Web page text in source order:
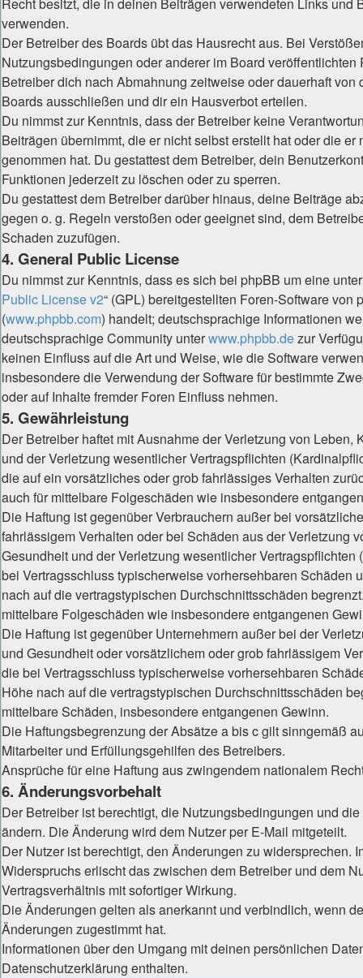
verwenden.
Der Betreiber des Boards übt das Hausrecht aus. Bei
Nutzungsbedingungen oder anderer im Board veröffentlichten
Betreiber dich nach Abmahnung zeitweise oder dauerhaft von
Boards ausschließen und dir ein Hausverbot erteilen.
Du nimmst zur Kenntnis, dass der Betreiber keine
Beiträgen übernimmt, die er nicht selbst erstellt hat oder die er
genommen hat. Du gestattest dem Betreiber, dein
Funktionen jederzeit zu löschen oder zu sperren.
Du gestattest dem Betreiber darüber hinaus, deine Beiträge
gegen o. g. Regeln verstoßen oder geeignet sind, dem
Schaden zuzufügen.
4. General Public License
Du nimmst zur Kenntnis, dass es sich bei phpBB um eine unter
Public License v2“ (GPL) bereitgestellten Foren-Software von
(www.phpbb.com) handelt; deutschsprachige Informationen
deutschsprachige Community unterwww.phpbb.dezur
keinen Einfluss auf die Art und Weise, wie die Software
insbesondere die Verwendung der Software für bestimmte
oder auf Inhalte fremder Foren Einfluss nehmen.
5. Gewährleistung
Der Betreiber haftet mit Ausnahme der Verletzung von Leben,
und der Verletzung wesentlicher Vertragspflichten
die auf ein vorsätzliches oder grob fahrlässiges Verhalten
auch für mittelbare Folgeschäden wie insbesondere
Die Haftung ist gegenüber Verbrauchern außer bei
fahrlässigem Verhalten oder bei Schäden aus der Verletzung
Gesundheit und der Verletzung wesentlicher
bei Vertragsschluss typischerweise vorhersehbaren Schäden
nach auf die vertragstypischen Durchschnittsschäden
mittelbare Folgeschäden wie insbesondere entgangenen
Die Haftung ist gegenüber Unternehmern außer bei der
und Gesundheit oder vorsätzlichem oder grob fahrlässigem
die bei Vertragsschluss typischerweise vorhersehbaren
Höhe nach auf die vertragstypischen Durchschnittsschäden
mittelbare Schäden, insbesondere entgangenen Gewinn.
Die Haftungsbegrenzung der Absätze a bis c gilt sinngemäß
Mitarbeiter und Erfüllungsgehilfen des Betreibers.
Ansprüche für eine Haftung aus zwingendem nationalem
6. Änderungsvorbehalt
Der Betreiber ist berechtigt, die Nutzungsbedingungen und
ändern. Die Änderung wird dem Nutzer per E-Mail mitgeteilt.
Der Nutzer ist berechtigt, den Änderungen zu widersprechen.
Widerspruchs erlischt das zwischen dem Betreiber und dem
Vertragsverhältnis mit sofortiger Wirkung.
Die Änderungen gelten als anerkannt und verbindlich, wenn
Änderungen zugestimmt hat.
Informationen über den Umgang mit deinen persönlichen
Datenschutzerklärung enthalten.